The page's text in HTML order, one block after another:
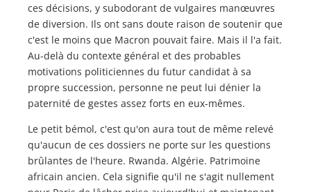
ces décisions, y subodorant de vulgaires manœuvres
de diversion. Ils ont sans doute raison de soutenir que
c'est le moins que Macron pouvait faire. Mais il l'a fait.
Au-delà du contexte général et des probables
motivations politiciennes du futur candidat à sa
propre succession, personne ne peut lui dénier la
paternité de gestes assez forts en eux-mêmes.
Le petit bémol, c'est qu'on aura tout de même relevé
qu'aucun de ces dossiers ne porte sur les questions
brûlantes de l'heure. Rwanda. Algérie. Patrimoine
africain ancien. Cela signifie qu'il ne s'agit nullement